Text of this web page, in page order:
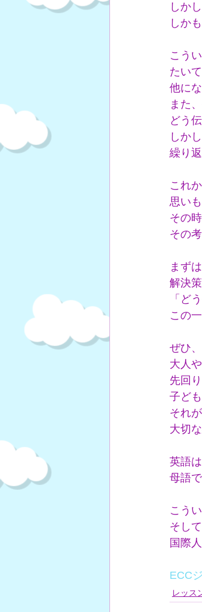
しか
しか
こう
たい
他に
また
どう
しか
繰り
これ
思い
その
その
まず
解決
「ど
この
ぜひ
大人
先回
子ど
それ
大切
英語
母語
こう
そし
国際
ECC
レッス